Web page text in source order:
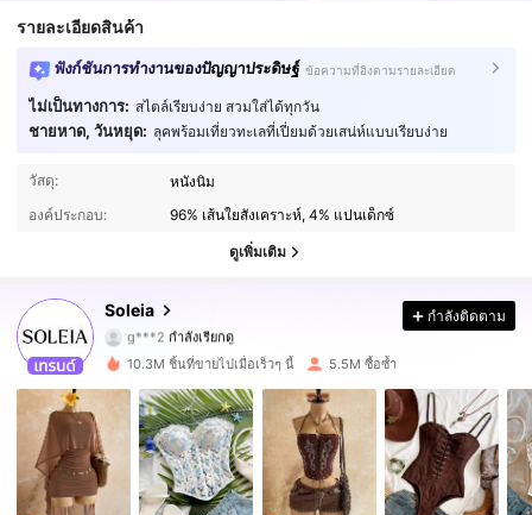
รายละเอียดสินค้า
ฟังก์ชันการทำงานของปัญญาประดิษฐ์ ข้อความที่อิงตามรายละเอียด
ไม่เป็นทางการ: สไตล์เรียบง่าย สวมใส่ได้ทุกวัน
ชายหาด, วันหยุด: ลุคพร้อมเที่ยวทะเลที่เปี่ยมด้วยเสน่ห์แบบเรียบง่าย
วัสดุ:
หนังนิ่ม
องค์ประกอบ:
96% เส้นใยสังเคราะห์, 4% แปนเด็กซ์
ดูเพิ่มเติม
Soleia
2.4M ผู้ติดตาม
g***2กำลังเรียกดู
4.91
2.4M ผู้ติดตาม
4.91 2.4M ผู้ติดตาม
4.91 2.4M ผู้ติดตาม
4.91 2.4M ผู้ติดตาม
กำลังติดตาม
10.3M ชิ้นที่ขายไปเมื่อเร็วๆ นี้ 5.5M ซื้อซ้ำ